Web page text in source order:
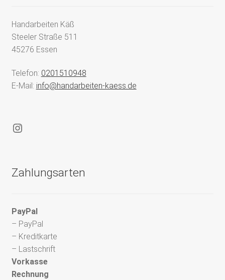
Handarbeiten Käß
Steeler Straße 511
45276 Essen
Telefon: 0201510948
E-Mail: info@handarbeiten-kaess.de
Instagram
Zahlungsarten
PayPal
– PayPal
– Kreditkarte
– Lastschrift
Vorkasse
Rechnung